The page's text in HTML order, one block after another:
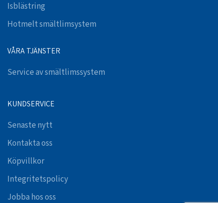
Isblästring
Hotmelt smältlimsystem
VÅRA TJÄNSTER
Service av smältlimssystem
KUNDSERVICE
Senaste nytt
Kontakta oss
Köpvillkor
Integritetspolicy
Jobba hos oss